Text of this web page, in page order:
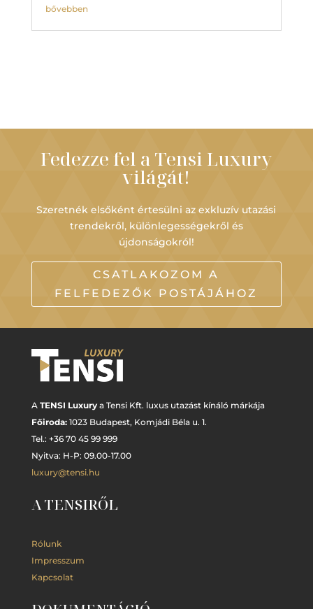
bővebben
Fedezze fel a Tensi Luxury
világát!
Szeretnék elsőként értesülni az exkluzív utazási
trendekről, különlegességekről és
újdonságokról!
CSATLAKOZOM A
FELFEDEZŐK POSTÁJÁHOZ
A TENSI Luxurya Tensi Kft. luxus utazást kínáló márkája
Főiroda: 1023 Budapest, Komjádi Béla u. 1.
Tel.: +36 70 45 99 999
Nyitva: H-P: 09.00-17.00
luxury@tensi.hu
A TENSIRŐL
Rólunk
Impresszum
Kapcsolat